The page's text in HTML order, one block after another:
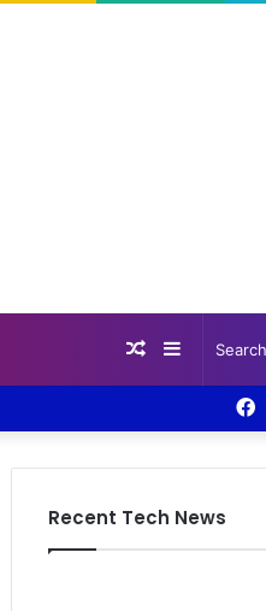
Sidebar
Random
Recent Tech News